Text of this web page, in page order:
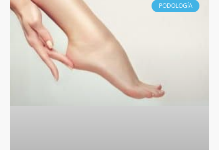
PODOLOGÍA